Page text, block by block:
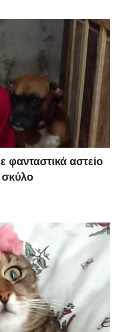
φανταστικά αστείο
σκύλο